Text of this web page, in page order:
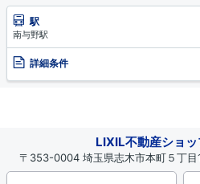
駅
南与野駅
詳細条件
LIXIL不動産ショ
〒353-0004 埼玉県志木市本町５丁